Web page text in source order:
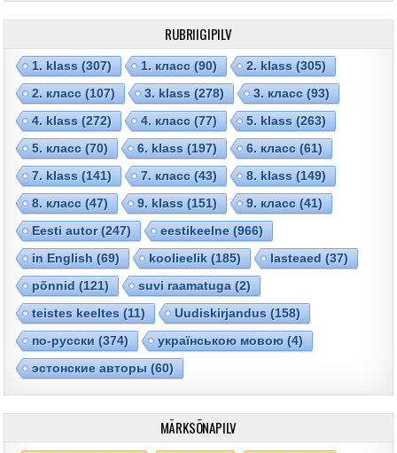
RUBRIIGIPILV
1. klass (307) 1. класс (90) 2. klass (305)
2. класс (107) 3. klass (278) 3. класс (93)
4. klass (272) 4. класс (77) 5. klass (263)
5. класс (70) 6. klass (197) 6. класс (61)
7. klass (141) 7. класс (43) 8. klass (149)
8. класс (47) 9. klass (151) 9. класс (41)
Eesti autor(247) eestikeelne (966)
in English (69) koolieelik (185) lasteaed (37)
põnnid (121) suvi raamatuga (2)
teistes keeltes (11) Uudiskirjandus (158)
по-русски (374) українською мовою (4)
эстонские авторы (60)
MÄRKSÕNAPILV